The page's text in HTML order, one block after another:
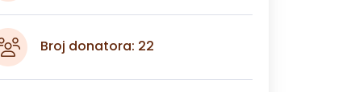
Broj donatora: 22